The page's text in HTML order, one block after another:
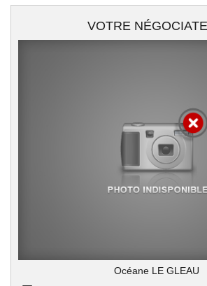
VOTRE
Océane LE GLEAU